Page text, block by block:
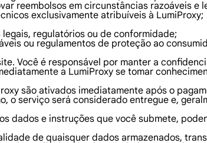
reembolsos em circunstâncias razoáveis e
exclusivamente atribuíveis à LumiProxy;
regulatórios ou de conformidade;
ou regulamentos de proteção ao
Você é responsável por manter a
a LumiProxy se tomar
são ativados imediatamente após o
o serviço será considerado entregue e,
dados e instruções que você submete,
de quaisquer dados armazenados,